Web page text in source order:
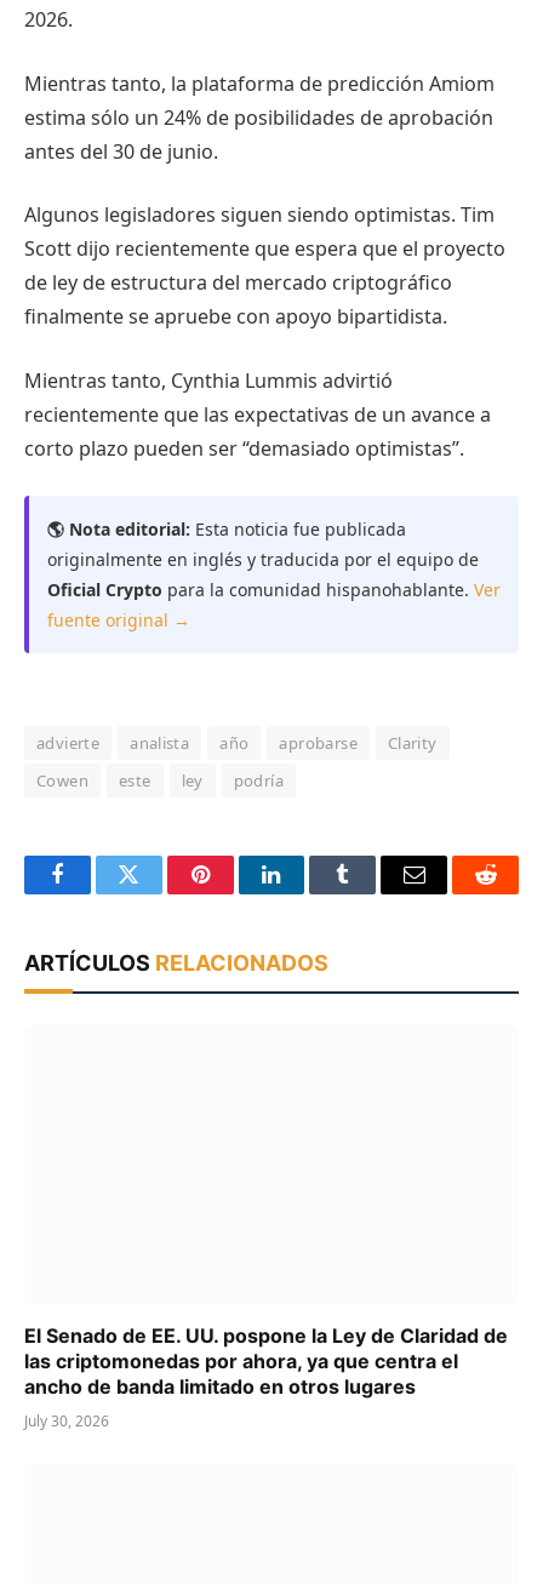
2026.
Mientras tanto, la plataforma de predicción Amiom
estima sólo un 24% de posibilidades de aprobación
antes del 30 de junio.
Algunos legisladores siguen siendo optimistas. Tim
Scott dijo recientemente que espera que el proyecto
de ley de estructura del mercado criptográfico
finalmente se apruebe con apoyo bipartidista.
Mientras tanto, Cynthia Lummis advirtió
recientemente que las expectativas de un avance a
corto plazo pueden ser “demasiado optimistas”.
🌎 Nota editorial: Esta noticia fue publicada
originalmente en inglés y traducida por el equipo de
Oficial Crypto para la comunidad hispanohablante. Ver
fuente original →
advierte analista año aprobarse
Clarity
Cowen
este ley podría
FacebookTwitter PinterestLinkedInTumblr Email Reddit
ARTÍCULOS RELACIONADOS
El Senado de EE. UU. pospone la Ley de Claridad de
las criptomonedas por ahora, ya que centra el
ancho de banda limitado en otros lugares
July 30, 2026